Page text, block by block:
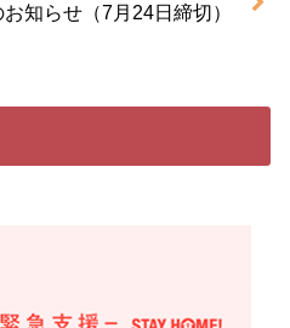
知らせ（7月24日締切）